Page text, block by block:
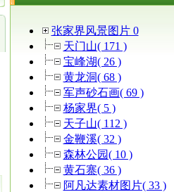
张家界风景图片 0
天门山( 171 )
宝峰湖( 26 )
黄龙洞( 68 )
军声砂石画( 69 )
杨家界( 5 )
天子山( 112 )
金鞭溪( 32 )
森林公园( 10 )
黄石寨( 36 )
阿凡达素材图片( 33 )